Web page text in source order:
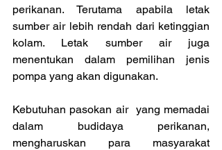
perikanan. Terutama apabila letak
sumber air lebih rendah dari ketinggian
kolam. Letak sumber air juga
menentukan dalam pemilihan jenis
pompa yang akan digunakan.
Kebutuhan pasokan air  yang memadai
dalam budidaya perikanan,
mengharuskan para masyarakat